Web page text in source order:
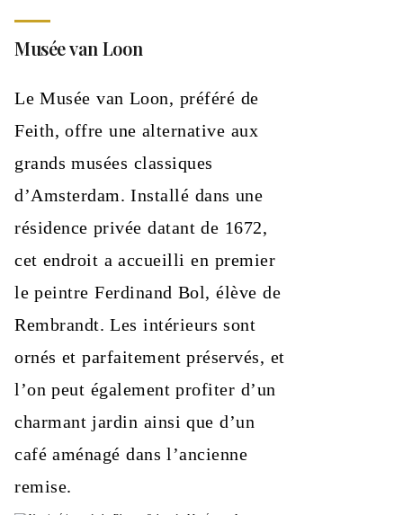
Musée van Loon
Le Musée van Loon, préféré de
Feith, offre une alternative aux
grands musées classiques
d’Amsterdam. Installé dans une
résidence privée datant de 1672,
cet endroit a accueilli en premier
le peintre Ferdinand Bol, élève de
Rembrandt. Les intérieurs sont
ornés et parfaitement préservés, et
l’on peut également profiter d’un
charmant jardin ainsi que d’un
café aménagé dans l’ancienne
remise.